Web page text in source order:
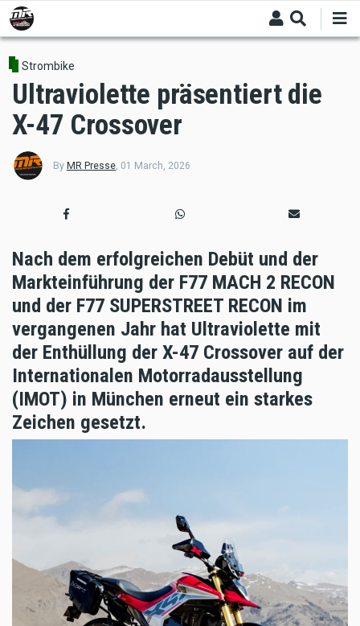
Skip
to
main
content
Strombike
Ultraviolette präsentiert die
X-47 Crossover
By MR Presse, 01 March, 2026
Nach dem erfolgreichen Debüt und der
Markteinführung der F77 MACH 2 RECON
und der F77 SUPERSTREET RECON im
vergangenen Jahr hat Ultraviolette mit
der Enthüllung der X-47 Crossover auf der
Internationalen Motorradausstellung
(IMOT) in München erneut ein starkes
Zeichen gesetzt.